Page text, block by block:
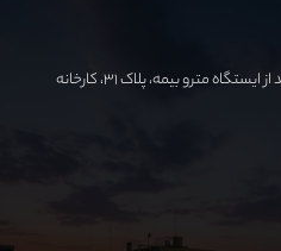
تهران، میدان آزادی، اتوبان لشگری، بعد از ایستگاه مترو بیمه، پلاک ۳۱، کارخانه